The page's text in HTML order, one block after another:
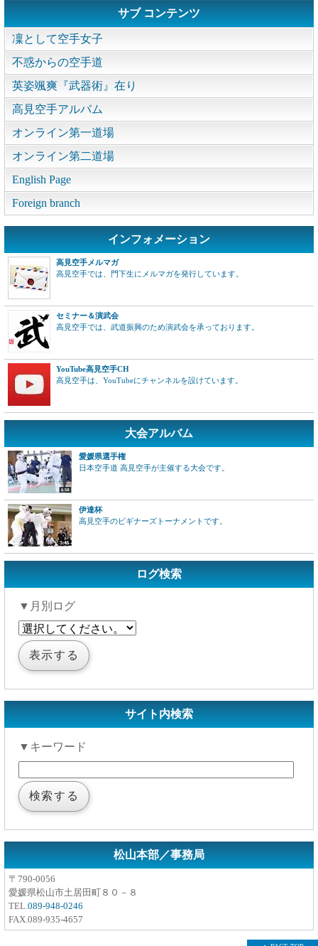
サブ コンテンツ
凜として空手女子
不惑からの空手道
英姿颯爽『武器術』在り
高見空手アルバム
オンライン第一道場
オンライン第二道場
English Page
Foreign branch
インフォメーション
高見空手メルマガ
高見空手では、門下生にメルマガを発行しています。
セミナー＆演武会
高見空手では、武道振興のため演武会を承っております。
YouTube高見空手CH
高見空手は、YouTubeにチャンネルを設けています。
大会アルバム
愛媛県選手権
日本空手道 高見空手が主催する大会です。
伊達杯
高見空手のビギナーズトーナメントです。
ログ検索
▼月別ログ
サイト内検索
▼キーワード
松山本部／事務局
〒790-0056
愛媛県松山市土居田町８０－８
TEL. 089-948-0246
FAX.089-935-4657